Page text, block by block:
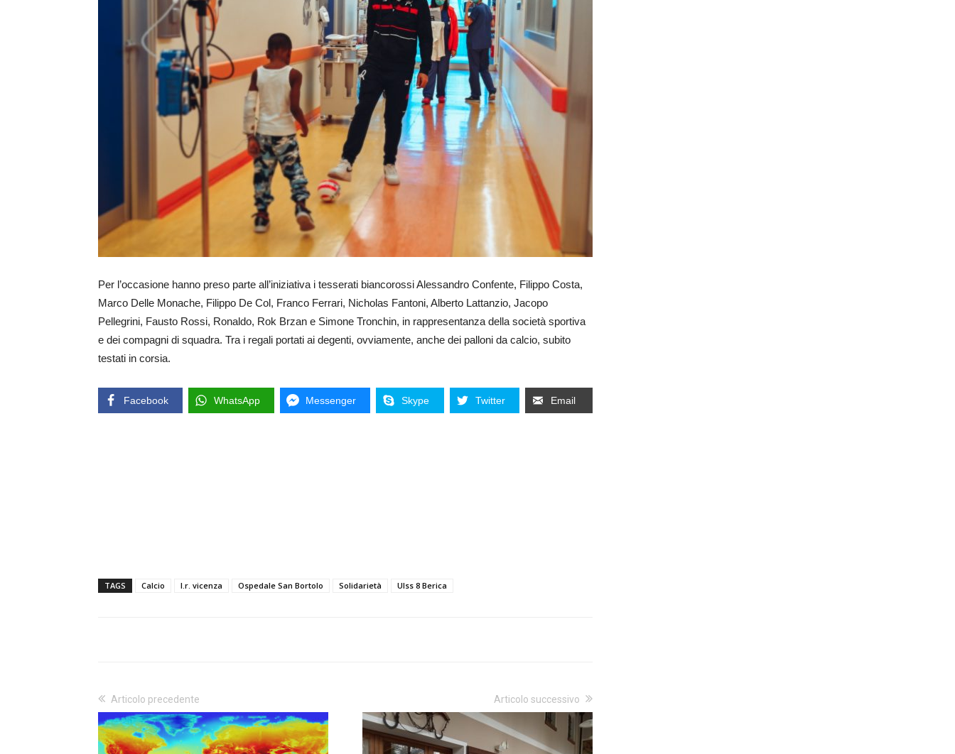
Per l’occasione hanno preso parte all’iniziativa i tesserati biancorossi Alessandro Confente, Filippo Costa,
Marco Delle Monache, Filippo De Col, Franco Ferrari, Nicholas Fantoni, Alberto Lattanzio, Jacopo
Pellegrini, Fausto Rossi, Ronaldo, Rok Brzan e Simone Tronchin, in rappresentanza della società sportiva
e dei compagni di squadra. Tra i regali portati ai degenti, ovviamente, anche dei palloni da calcio, subito
testati in corsia.
Facebook WhatsApp Messenger Skype Twitter Email
TAGS Calcio l.r. vicenza Ospedale San Bortolo Solidarietà Ulss 8 Berica
Articolo precedente Articolo successivo